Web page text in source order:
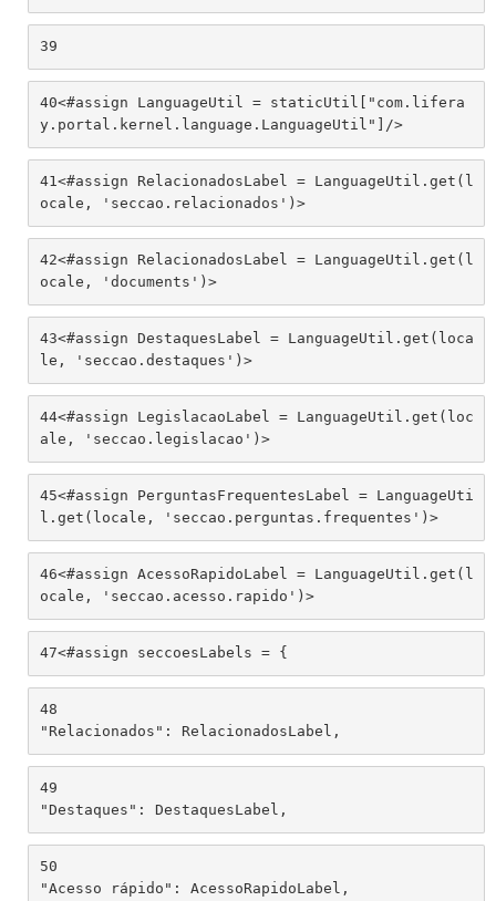
39
40<#assign LanguageUtil = staticUtil["com.lifera
y.portal.kernel.language.LanguageUtil"]/>
41<#assign RelacionadosLabel = LanguageUtil.get(l
ocale, 'seccao.relacionados')>
42<#assign RelacionadosLabel = LanguageUtil.get(l
ocale, 'documents')>
43<#assign DestaquesLabel = LanguageUtil.get(loca
le, 'seccao.destaques')>
44<#assign LegislacaoLabel = LanguageUtil.get(loc
ale, 'seccao.legislacao')>
45<#assign PerguntasFrequentesLabel = LanguageUti
l.get(locale, 'seccao.perguntas.frequentes')>
46<#assign AcessoRapidoLabel = LanguageUtil.get(l
ocale, 'seccao.acesso.rapido')>
47<#assign seccoesLabels = {
48
"Relacionados": RelacionadosLabel,
49
"Destaques": DestaquesLabel,
50
"Acesso rápido": AcessoRapidoLabel,